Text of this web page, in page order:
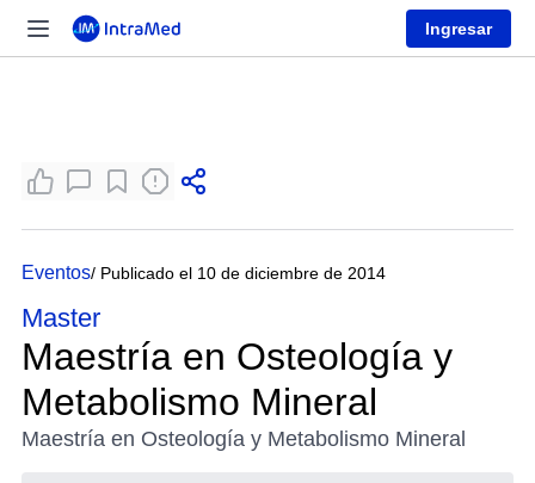
Ingresar
Eventos/ Publicado el 10 de diciembre de 2014
Master
Maestría en Osteología y
Metabolismo Mineral
Maestría en Osteología y Metabolismo Mineral